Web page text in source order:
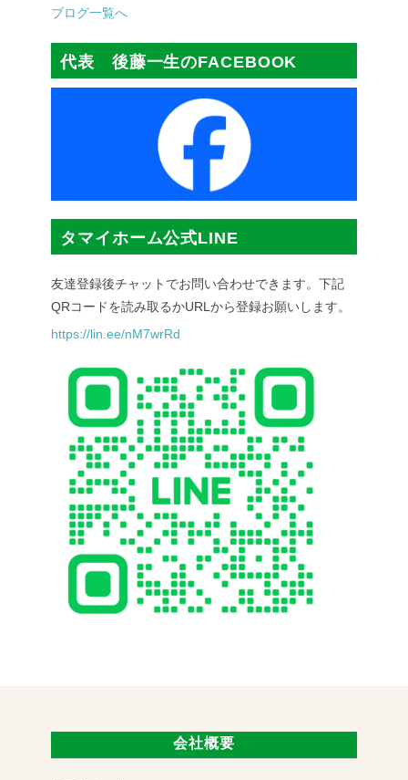
ブログ一覧へ
代表 後藤一生のFACEBOOK
タマイホーム公式LINE
友達登録後チャットでお問い合わせできます。下記
QRコードを読み取るかURLから登録お願いします。
https://lin.ee/nM7wrRd
会社概要